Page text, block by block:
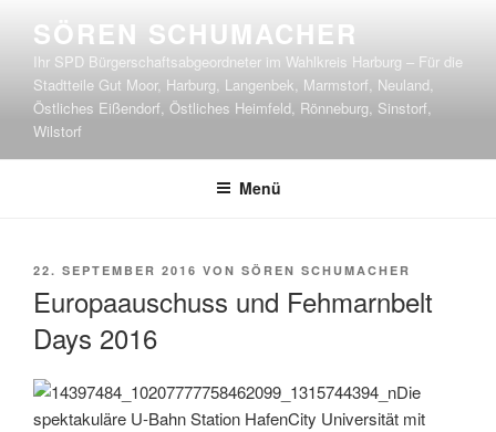
Inhalt
springen
SÖREN SCHUMACHER
Ihr SPD Bürgerschaftsabgeordneter im Wahlkreis Harburg – Für die
Stadtteile Gut Moor, Harburg, Langenbek, Marmstorf, Neuland,
Östliches Eißendorf, Östliches Heimfeld, Rönneburg, Sinstorf,
Wilstorf
Menü
VERÖFFENTLICHT
22. SEPTEMBER 2016 VON SÖREN SCHUMACHER
Europaauschuss und Fehmarnbelt
Days 2016
Die
spektakuläre U-Bahn Station HafenCity Universität mit